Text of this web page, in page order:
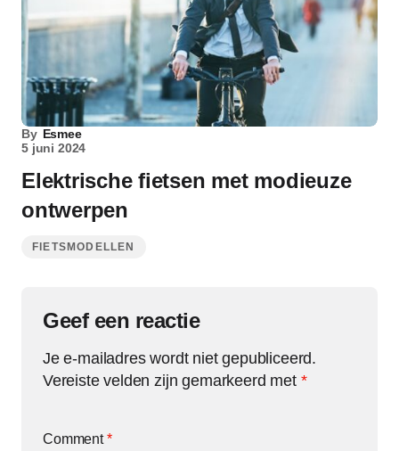
By Esmee
5 juni 2024
Elektrische fietsen met modieuze
ontwerpen
FIETSMODELLEN
Geef een reactie
Je e-mailadres wordt niet gepubliceerd.
Vereiste velden zijn gemarkeerd met *
Comment*